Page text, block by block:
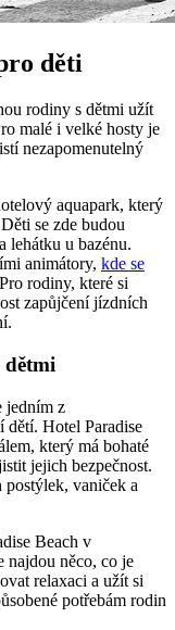
děti
rodiny s dětmi užít
malé i velké hosty je
nezapomenutelný
aquapark, který
se zde budou
lehátku u bazénu.
animátory, kde se
rodiny, které si
zapůjčení jízdních
dětmi
jedním z
dětí. Hotel Paradise
který má bohaté
jejich bezpečnost.
postýlek, vaniček a
Beach v
najdou něco, co je
relaxaci a užít si
potřebám rodin